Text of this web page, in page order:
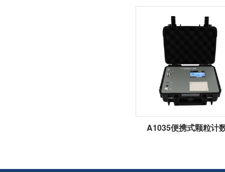
A1035便携式颗粒计